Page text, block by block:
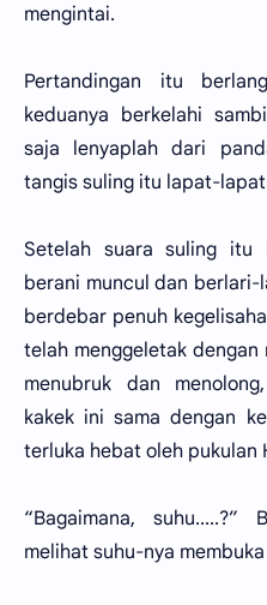
mengintai.
Pertandingan itu
keduanya berkelahi
saja lenyaplah dari
tangis suling itu lapat-
Setelah suara suling itu
berani muncul dan berlari-
berdebar penuh
telah menggeletak
menubruk dan
kakek ini sama dengan
terluka hebat oleh pukulan
“Bagaimana,
melihat suhu-nya